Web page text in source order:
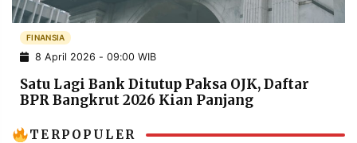
INFORMASI
IKLAN
KIRIM
PENGADUAN TERM
SERVICE
FINANSIA
8 April 2026 - 09:00 WIB
Satu Lagi Bank Ditutup Paksa OJK, Daftar
BPR Bangkrut 2026 Kian Panjang
TERPOPULER